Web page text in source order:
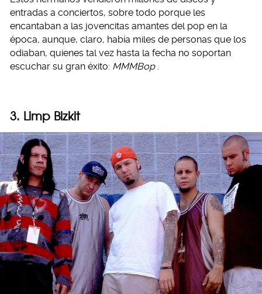
entradas a conciertos, sobre todo porque les
encantaban a las jovencitas amantes del pop en la
época, aunque, claro, había miles de personas que los
odiaban, quienes tal vez hasta la fecha no soportan
escuchar su gran éxito: MMMBop .
3. Limp Bizkit